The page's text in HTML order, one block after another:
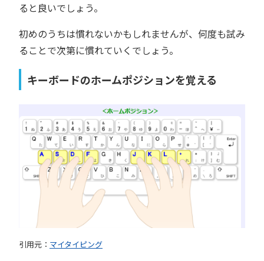
ると良いでしょう。
初めのうちは慣れないかもしれませんが、何度も試み
ることで次第に慣れていくでしょう。
キーボードのホームポジションを覚える
引用元： マイタイピング